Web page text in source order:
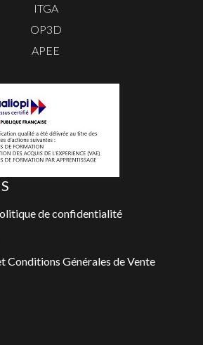
ITGA
OP3D
APEE
de confidentialité
Conditions Générales de Vente